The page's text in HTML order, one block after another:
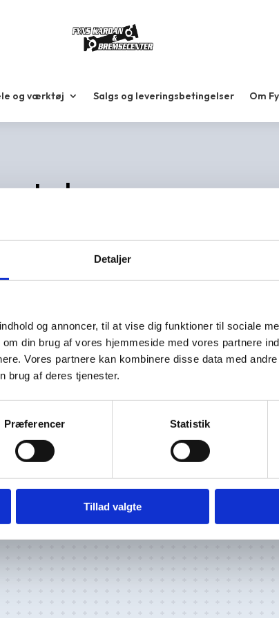
Detaljer
og annoncer, til at vise dig funktioner til sociale
din brug af vores hjemmeside med vores partnere
Vores partnere kan kombinere disse data med
brug af deres tjenester.
Præferencer Statistik
Tillad valgte
og værktøj Salgs og leveringsbetingelser Om
giver et
og andet
i vores
ved bladet.
punkt
på din
mail kan du